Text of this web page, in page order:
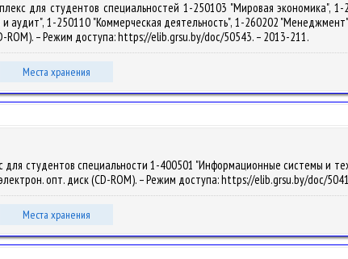
для студентов специальностей 1-250103 "Мировая экономика",
аудит", 1-250110 "Коммерческая деятельность", 1-260202
ROM). – Режим доступа: https://elib.grsu.by/doc/50543. – 2013-211.
Места хранения
студентов специальности 1-400501 "Информационные системы и
опт. диск (CD-ROM). – Режим доступа: https://elib.grsu.by/doc/
Места хранения